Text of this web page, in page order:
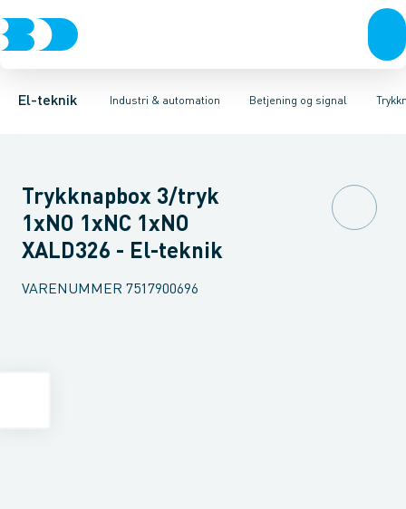
El-teknik Industri & automation
Afbrydere, stikkontakter & lampeudtagForgreningsmateriel
Betjening og signal
Industristiksystemer Frekvensomformere og softstartere
TrykknaphovedLystårn element, optiskTilslutningsmodul
Trykknapbox 3/tryk
1xNO 1xNC 1xNO
XALD326 - El-teknik
VARENUMMER 7517900696